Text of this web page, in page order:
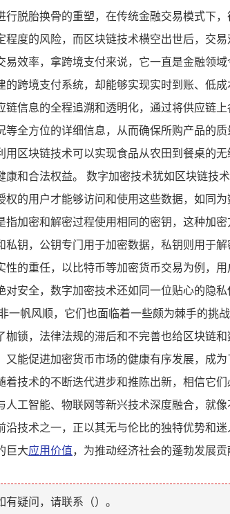
脱胎换骨的重塑，在传统金融交易模式下
程度的风险，而区块链技术横空出世后，交
效率，拿跨境支付来说，它一直是金融领
的跨境支付系统，却能够实现实时到账、低
信息的全程追溯和透明化，通过将供应链
等全方位的详细信息，从而确保所购产品的
区块链技术可以实现食品从农田到餐桌的
和合法权益。 数字加密技术犹如区块链
的用户才能够访问和使用这些数据，如同
加密和解密过程使用相同的密钥，这种加
钥，公钥专门用于加密数据，私钥则用于
的重任，以比特币等加密货币交易为例，
安全，数字加密技术还如同一位贴心的隐
一帆风顺，它们也面临着一些颇为棘手的
锁，法律法规的滞后和不完善也给区块链
又能促进加密货币市场的健康有序发展，成
技术的不断迭代进步和推陈出新，相信它
工智能、物联网等新兴技术深度融合，就
技术之一，正以其无与伦比的独特优势和
巨大应用价值，为推动经济社会的蓬勃发展
有疑问，请联系（）。